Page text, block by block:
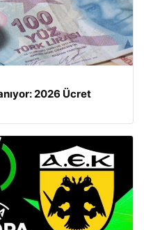
2026 Ücret